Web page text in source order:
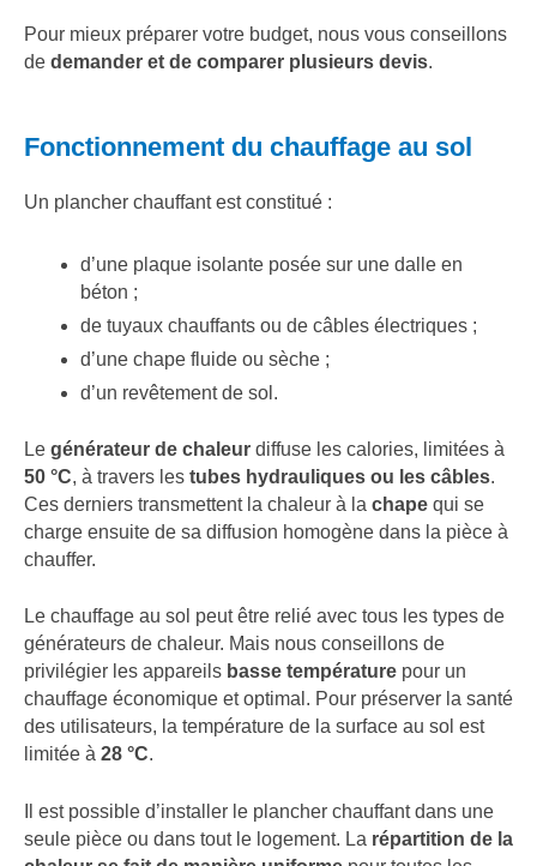
Pour mieux préparer votre budget, nous vous conseillons
de demander et de comparer plusieurs devis.
Fonctionnement du chauffage au sol
Un plancher chauffant est constitué :
d’une plaque isolante posée sur une dalle en
béton ;
de tuyaux chauffants ou de câbles électriques ;
d’une chape fluide ou sèche ;
d’un revêtement de sol.
Le générateur de chaleur diffuse les calories, limitées à
50 °C, à travers les tubes hydrauliques ou les câbles.
Ces derniers transmettent la chaleur à la chape qui se
charge ensuite de sa diffusion homogène dans la pièce à
chauffer.
Le chauffage au sol peut être relié avec tous les types de
générateurs de chaleur. Mais nous conseillons de
privilégier les appareils basse température pour un
chauffage économique et optimal. Pour préserver la santé
des utilisateurs, la température de la surface au sol est
limitée à 28 °C.
Il est possible d’installer le plancher chauffant dans une
seule pièce ou dans tout le logement. La répartition de la